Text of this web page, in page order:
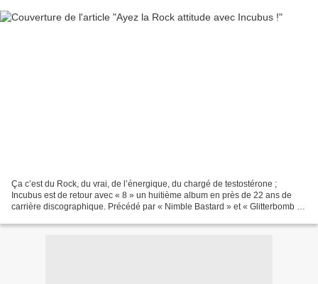
Ça c’est du Rock, du vrai, de l’énergique, du chargé de testostérone ;
Incubus est de retour avec « 8 » un huitième album en près de 22 ans de
carrière discographique. Précédé par « Nimble Bastard » et « Glitterbomb »,